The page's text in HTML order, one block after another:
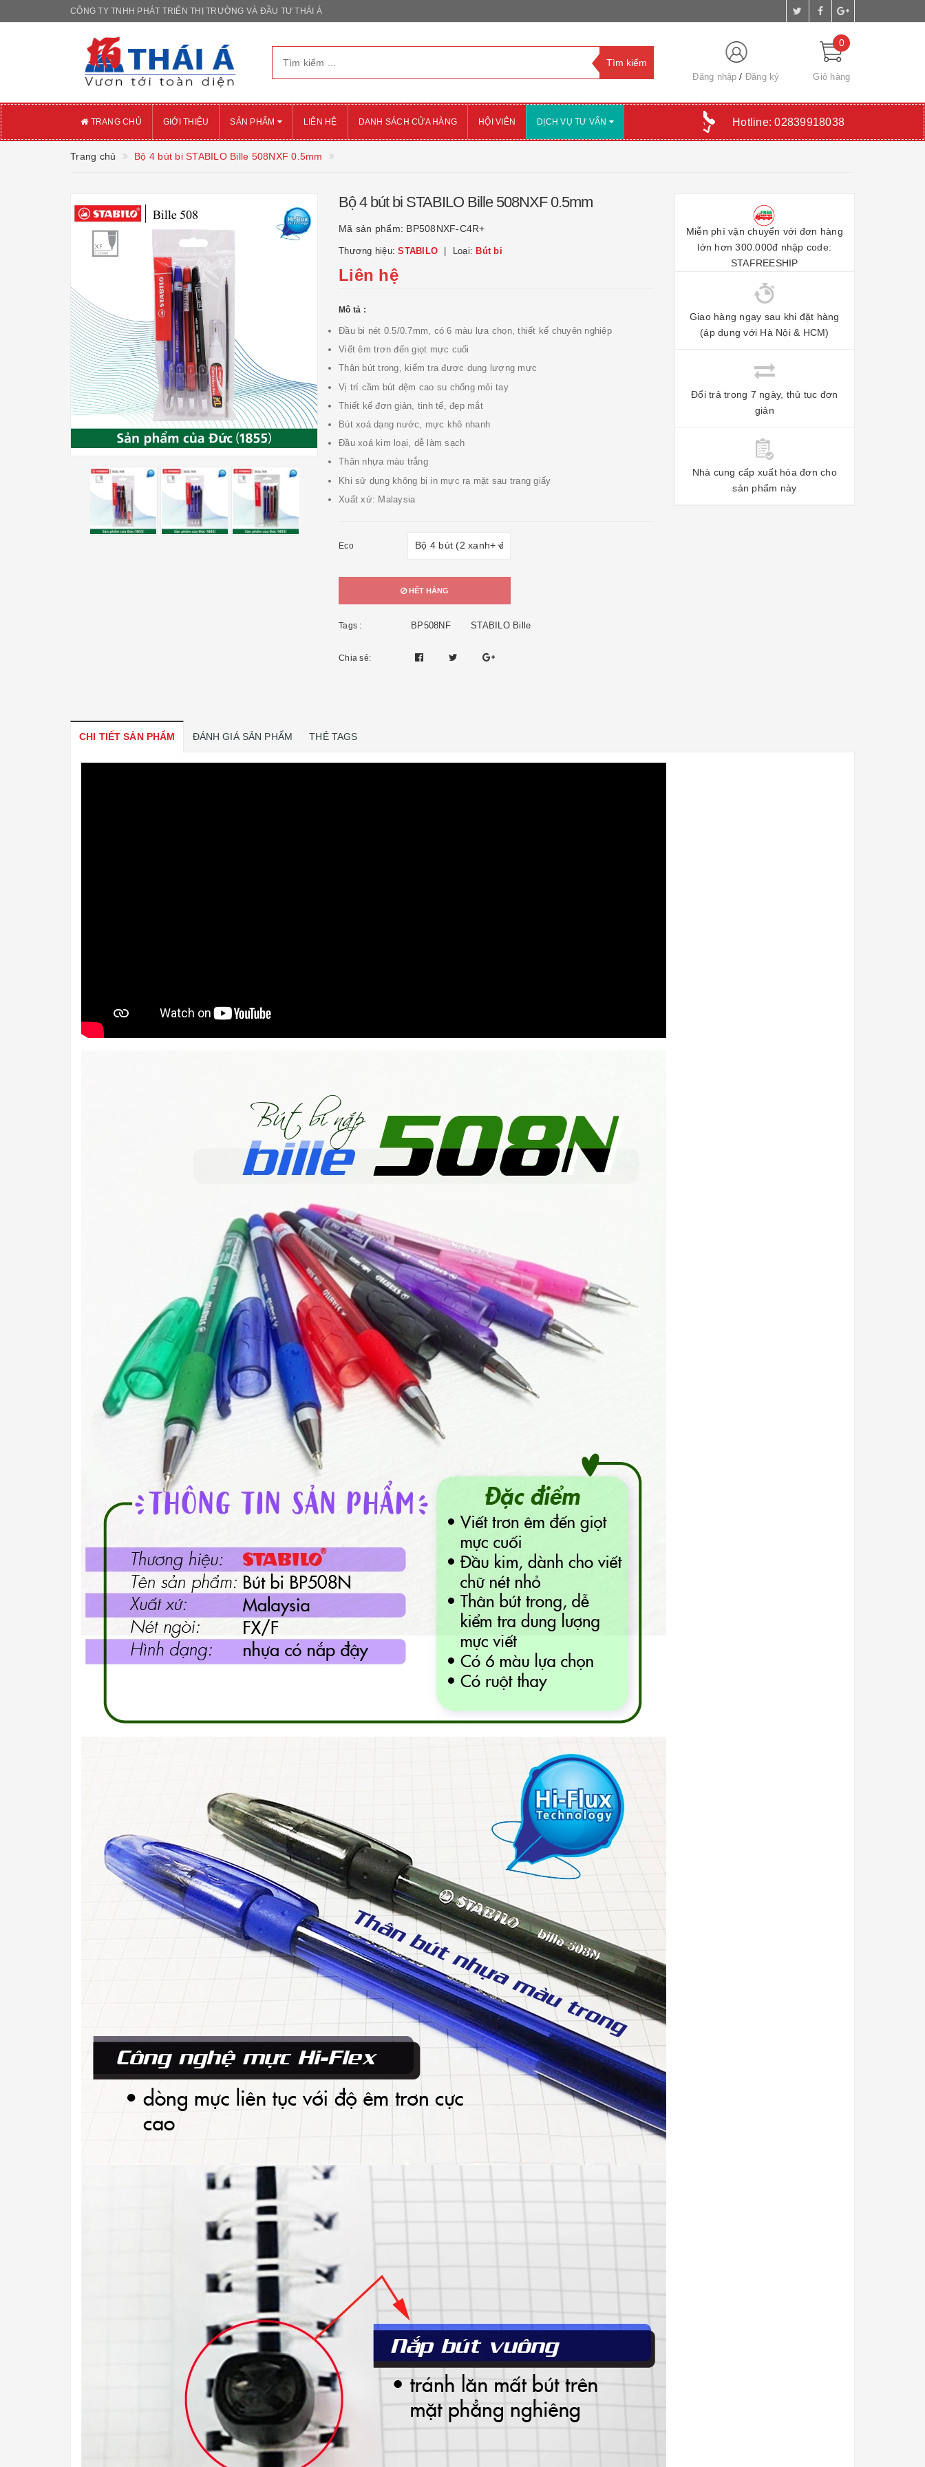
CÔNG TY TNHH PHÁT TRIỂN THỊ TRƯỜNG VÀ ĐẦU TƯ THÁI Á
Đăng nhập Đăng ký
0
Giỏ hàng
TRANG CHỦ GIỚI THIỆU SẢN PHẨM LIÊN HỆ DANH SÁCH CỬA HÀNG HỘI VIÊN DỊCH VỤ TƯ VẤN Hotline:02839918038
Trang chủ Bộ 4 bút bi STABILO Bille 508NXF 0.5mm
Bộ 4 bút bi STABILO Bille 508NXF 0.5mm
Mã sản phẩm: BP508NXF-C4R+
Thương hiệu:STABILO Loại: Bút bi
Liên hệ
Mô tả :
Đầu bi nét 0.5/0.7mm, có 6 màu lựa chọn, thiết kế chuyên nghiệp
Viết êm trơn đến giọt mực cuối
Thân bút trong, kiểm tra được dung lượng mực
Vị trí cầm bút đệm cao su chống mỏi tay
Thiết kế đơn giản, tinh tế, đẹp mắt
Bút xoá dạng nước, mực khô nhanh
Đầu xoá kim loại, dễ làm sạch
Thân nhựa màu trắng
Khi sử dụng không bị in mực ra mặt sau trang giấy
Xuất xứ: Malaysia
Eco
HẾT HÀNG
Tags : BP508NF STABILO Bille
Chia sẻ:
Miễn phí vận chuyển với đơn hàng
lớn hơn 300.000đ nhập code:
STAFREESHIP
Giao hàng ngay sau khi đặt hàng
(áp dụng với Hà Nội & HCM)
Đổi trả trong 7 ngày, thủ tục đơn
giản
Nhà cung cấp xuất hóa đơn cho
sản phẩm này
CHI TIẾT SẢN PHẨM ĐÁNH GIÁ SẢN PHẨM THẺ TAGS